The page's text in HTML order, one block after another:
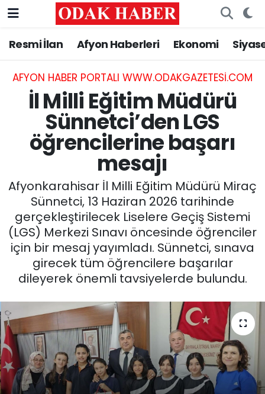
Resmi İlan Afyon Haberleri Ekonomi
AFYON HABER PORTALI WWW.ODAKGAZETESI.COM
İl Milli Eğitim Müdürü
Sünnetci’den LGS
öğrencilerine başarı
mesajı
Afyonkarahisar İl Milli Eğitim Müdürü Miraç
Sünnetci, 13 Haziran 2026 tarihinde
gerçekleştirilecek Liselere Geçiş Sistemi
(LGS) Merkezi Sınavı öncesinde öğrenciler
için bir mesaj yayımladı. Sünnetci, sınava
girecek tüm öğrencilere başarılar
dileyerek önemli tavsiyelerde bulundu.
AFYONKARAHİSAR HABERLERİ
Resmi İlan
ASAYİŞ
GÜNCEL
EĞİTİM
MAGAZİN
SAĞLIK
SPOR
11:11 MANŞET
Nöbetçi Eczaneler
Hava Durumu
Trafik Durumu
Süper Lig Puan Durumu ve Fikstür
Tüm Manşetler
Son Dakika Haberleri
Haber Arşivi